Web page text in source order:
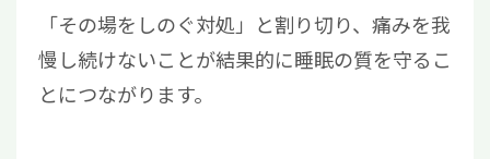
「その場をしのぐ対処」と割り切り、痛みを我
慢し続けないことが結果的に睡眠の質を守るこ
とにつながります。